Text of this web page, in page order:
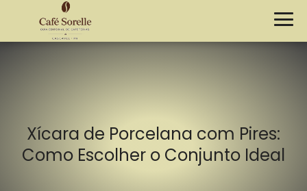
Xícara de Porcelana com Pires:
Como Escolher o Conjunto Ideal